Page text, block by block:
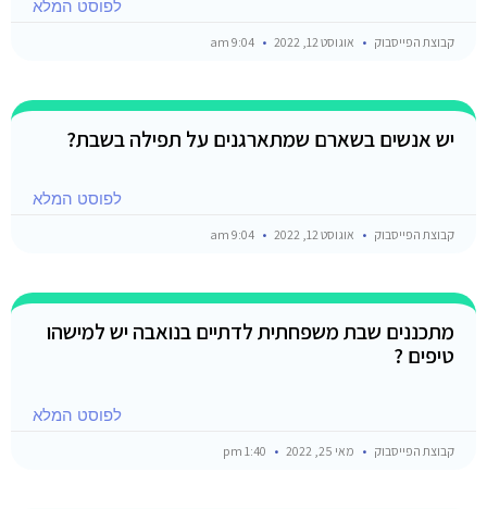
לפוסט המלא
קבוצת הפייסבוק אוגוסט 12, 2022
יש אנשים בשארם שמתארגנים על תפילה בשבת?
לפוסט המלא
קבוצת הפייסבוק אוגוסט 12, 2022
מתכננים שבת משפחתית לדתיים בנואבה יש למישהו
טיפים ?
לפוסט המלא
קבוצת הפייסבוק מאי 25, 2022